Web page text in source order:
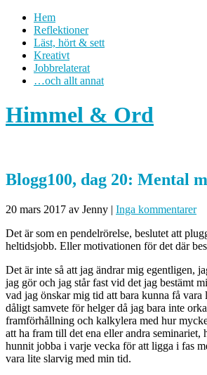
Hem
Reflektioner
Läst, hört & sett
Kreativt
Jobbrelaterat
…och allt annat
Himmel & Ord
Blogg100, dag 20: Mental
20 mars 2017 av Jenny | Inga kommentarer
Det är som en pendelrörelse, beslutet att
heltidsjobb. Eller motivationen för det där
Det är inte så att jag ändrar mig egentligen,
jag gör och jag står fast vid det jag bestämt
vad jag önskar mig tid att bara kunna få
dåligt samvete för helger då jag bara inte
framförhållning och kalkylera med hur
att ha fram till det ena eller andra seminariet,
hunnit jobba i varje vecka för att ligga i fas
vara lite slarvig med min tid.